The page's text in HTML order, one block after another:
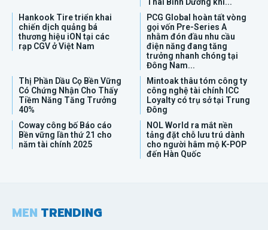
Hankook Tire triển khai
chiến dịch quảng bá
thương hiệu iON tại các
rạp CGV ở Việt Nam
PCG Global hoàn tất vòng
gọi vốn Pre-Series A
nhằm đón đầu nhu cầu
điện năng đang tăng
trưởng nhanh chóng tại
Đông Nam...
Thị Phần Dầu Cọ Bền Vững
Có Chứng Nhận Cho Thấy
Tiềm Năng Tăng Trưởng
40%
Mintoak thâu tóm công ty
công nghệ tài chính ICC
Loyalty có trụ sở tại Trung
Đông
Coway công bố Báo cáo
Bền vững lần thứ 21 cho
năm tài chính 2025
NOL World ra mắt nền
tảng đặt chỗ lưu trú dành
cho người hâm mộ K-POP
đến Hàn Quốc
MEN TRENDING